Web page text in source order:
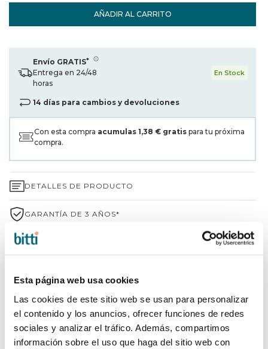
Esta página web usa cookies
Las cookies de este sitio web se usan para personalizar
el contenido y los anuncios, ofrecer funciones de redes
sociales y analizar el tráfico. Además, compartimos
información sobre el uso que haga del sitio web con
AÑADIR AL CARRITO
Envío GRATIS*
Entrega en 24/48
horas
En Stock
14 días para cambios y devoluciones
Con esta compra acumulas 1,38 € gratis para tu próxima
compra.
DETALLES DE PRODUCTO
GARANTÍA DE 3 AÑOS*
ENVÍOS Y DEVOLUCIONES
INFORMACIÓN DE LA MARCA
COMPLEMENTA TU COMPRA